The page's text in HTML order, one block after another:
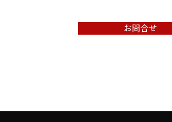
お問合せ